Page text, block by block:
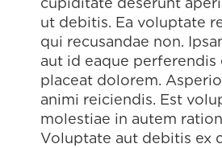
ut debitis. Ea voluptate
qui recusandae non.
aut id eaque perferendis
placeat dolorem.
animi reiciendis. Est
molestiae in autem
Voluptate aut debitis ex